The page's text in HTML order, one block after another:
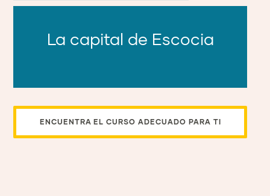
La capital de Escocia
ENCUENTRA EL CURSO ADECUADO PARA TI